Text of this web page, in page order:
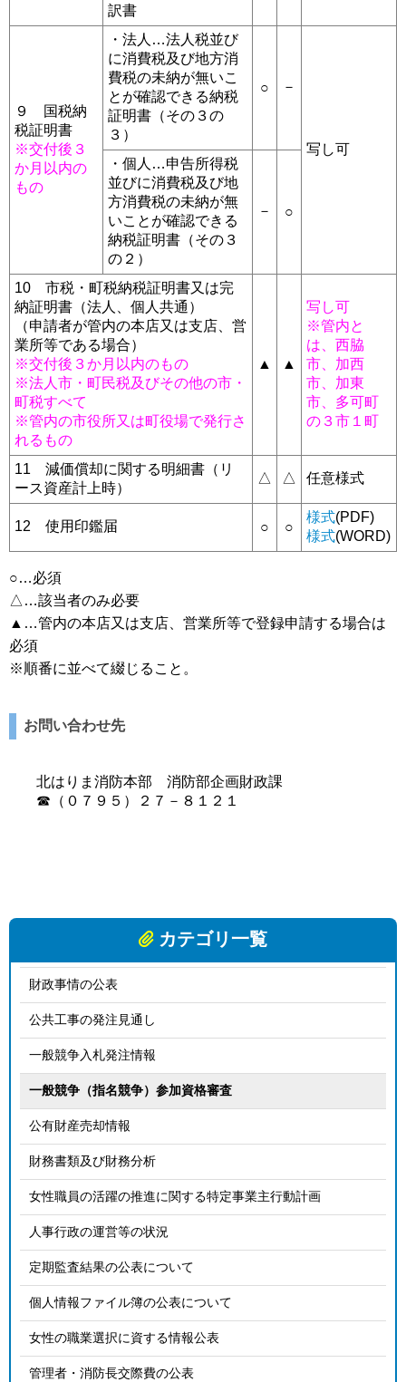
訳書
９ 国税納
税証明書
※交付後３
か月以内の
もの
・法人…法人税並び
に消費税及び地方消
費税の未納が無いこ
とが確認できる納税
証明書（その３の
３）
○ －
写し可
・個人…申告所得税
並びに消費税及び地
方消費税の未納が無
いことが確認できる
納税証明書（その３
の２）
－ ○
10 市税・町税納税証明書又は完
納証明書（法人、個人共通）
（申請者が管内の本店又は支店、営
業所等である場合）
※交付後３か月以内のもの
※法人市・町民税及びその他の市・
町税すべて
※管内の市役所又は町役場で発行さ
れるもの
▲ ▲
写し可
※管内と
は、西脇
市、加西
市、加東
市、多可町
の３市１町
11 減価償却に関する明細書（リ
ース資産計上時）
△ △ 任意様式
12 使用印鑑届 ○ ○
様式(PDF)
様式(WORD)
○…必須
△…該当者のみ必要
▲…管内の本店又は支店、営業所等で登録申請する場合は
必須
※順番に並べて綴じること。
お問い合わせ先
北はりま消防本部 消防部企画財政課
☎（０７９５）２７－８１２１
カテゴリ一覧
財政事情の公表
公共工事の発注見通し
一般競争入札発注情報
一般競争（指名競争）参加資格審査
公有財産売却情報
財務書類及び財務分析
女性職員の活躍の推進に関する特定事業主行動計画
人事行政の運営等の状況
定期監査結果の公表について
個人情報ファイル簿の公表について
女性の職業選択に資する情報公表
管理者・消防長交際費の公表